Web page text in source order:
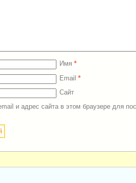
Имя *
Email *
Сайт
и адрес сайта в этом браузере для